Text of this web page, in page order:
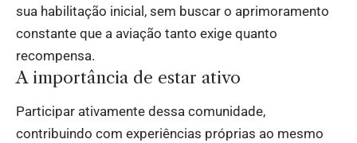
sua habilitação inicial, sem buscar o aprimoramento
constante que a aviação tanto exige quanto
recompensa.
A importância de estar ativo
Participar ativamente dessa comunidade,
contribuindo com experiências próprias ao mesmo